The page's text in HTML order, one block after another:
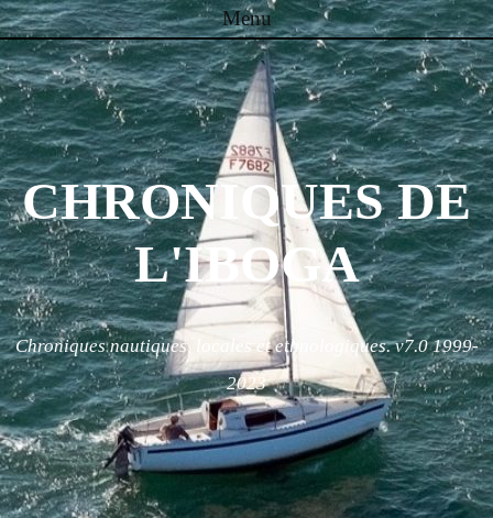
Menu
Skip to content
CHRONIQUES DE
L'IBOGA
Chroniques nautiques, locales et ethnologiques. v7.0 1999-
2023